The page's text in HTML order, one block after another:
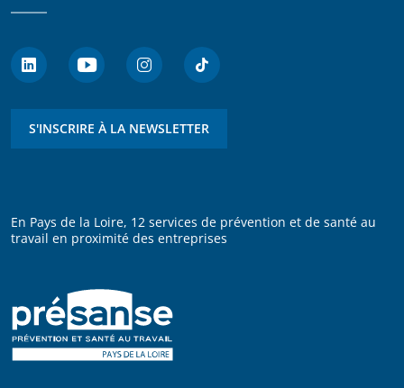
S'INSCRIRE À LA NEWSLETTER
En Pays de la Loire, 12 services de prévention et de santé au
travail en proximité des entreprises